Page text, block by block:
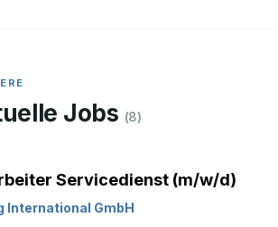
Jobs (8)
Servicedienst (m/w/d)
International GmbH